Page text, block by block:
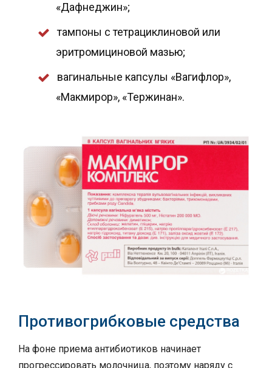
«Дафнеджин»;
тампоны с тетрациклиновой или
эритромициновой мазью;
вагинальные капсулы «Вагифлор»,
«Макмирор», «Тержинан».
Противогрибковые средства
На фоне приема антибиотиков начинает
прогрессировать молочница, поэтому наряду с